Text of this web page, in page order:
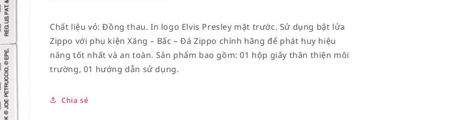
Chất liệu vỏ: Đồng thau. In logo Elvis Presley mặt trước. Sử dụng bật lửa
Zippo với phụ kiện Xăng – Bấc – Đá Zippo chính hãng để phát huy hiệu
năng tốt nhất và an toàn. Sản phẩm bao gồm: 01 hộp giấy thân thiện môi
trường, 01 hướng dẫn sử dụng.
Chia sẻ